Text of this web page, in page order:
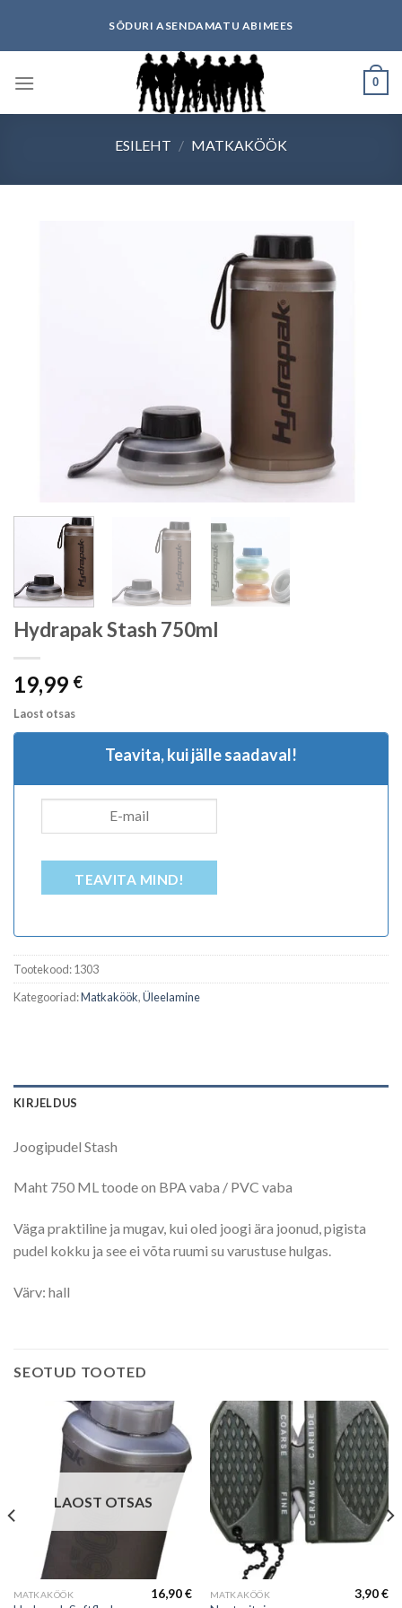
content
SÕDURI ASENDAMATU ABIMEES
0
ESILEHT / MATKAKÖÖK
Hydrapak Stash 750ml
19,99 €
Laost otsas
Teavita, kui jälle saadaval!
TEAVITA MIND!
Tootekood:1303
Kategooriad:Matkaköök,Üleelamine
KIRJELDUS
Joogipudel Stash
Maht 750 ML toode on BPA vaba / PVC vaba
Väga praktiline ja mugav, kui oled joogi ära joonud, pigista
pudel kokku ja see ei võta ruumi su varustuse hulgas.
Värv: hall
SEOTUD TOOTED
LAOST OTSAS
MATKAKÖÖK 16,90€ MATKAKÖÖK 3,90€